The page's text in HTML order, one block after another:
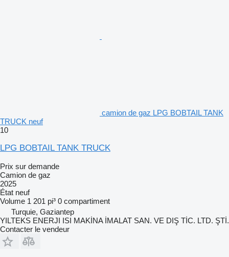
camion de gaz LPG BOBTAIL TANK
TRUCK neuf
10
LPG BOBTAIL TANK TRUCK
Prix sur demande
Camion de gaz
2025
État neuf
Volume 1 201 pi³ 0 compartiment
Turquie, Gaziantep
YILTEKS ENERJI ISI MAKİNA İMALAT SAN. VE DIŞ TİC. LTD. ŞTİ.
Contacter le vendeur